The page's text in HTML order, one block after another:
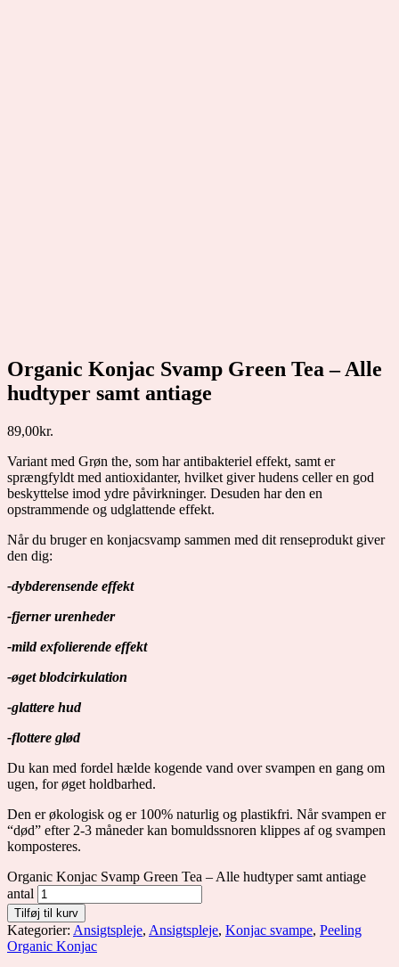
Organic Konjac Svamp Green Tea – Alle
hudtyper samt antiage
89,00kr.
Variant med Grøn the, som har antibakteriel effekt, samt er
sprængfyldt med antioxidanter, hvilket giver hudens celler en god
beskyttelse imod ydre påvirkninger. Desuden har den en
opstrammende og udglattende effekt.
Når du bruger en konjacsvamp sammen med dit renseprodukt giver
den dig:
-dybderensende effekt
-fjerner urenheder
-mild exfolierende effekt
-øget blodcirkulation
-glattere hud
-flottere glød
Du kan med fordel hælde kogende vand over svampen en gang om
ugen, for øget holdbarhed.
Den er økologisk og er 100% naturlig og plastikfri. Når svampen er
“død” efter 2-3 måneder kan bomuldssnoren klippes af og svampen
komposteres.
Organic Konjac Svamp Green Tea – Alle hudtyper samt antiage
antal
Tilføj til kurv
Kategorier: Ansigtspleje, Ansigtspleje, Konjac svampe, Peeling
Organic Konjac